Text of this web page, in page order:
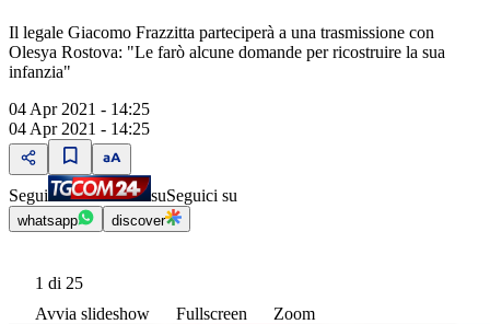
Il legale Giacomo Frazzitta parteciperà a una trasmissione con
Olesya Rostova: "Le farò alcune domande per ricostruire la sua
infanzia"
04 Apr 2021 - 14:25
04 Apr 2021 - 14:25
Segui suSeguici su
whatsapp discover
1 di 25
Avvia slideshow
Fullscreen Zoom